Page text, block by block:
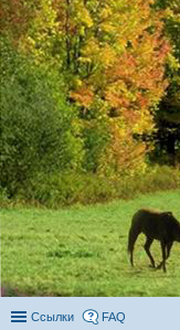
Ссылки FAQ